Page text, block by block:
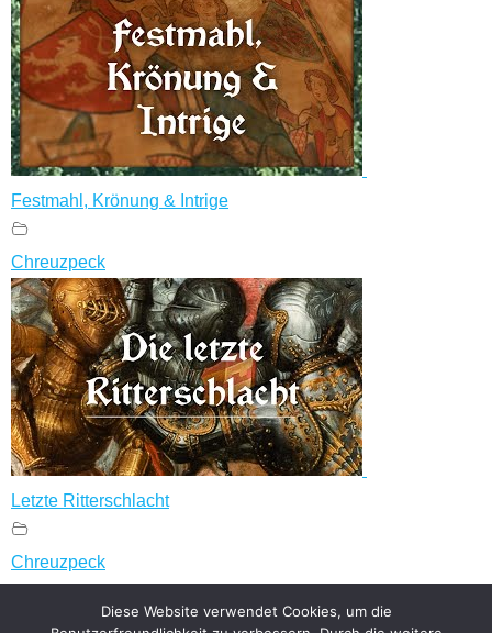
Festmahl, Krönung & Intrige
Chreuzpeck
Letzte Ritterschlacht
Chreuzpeck
Diese Website verwendet Cookies, um die